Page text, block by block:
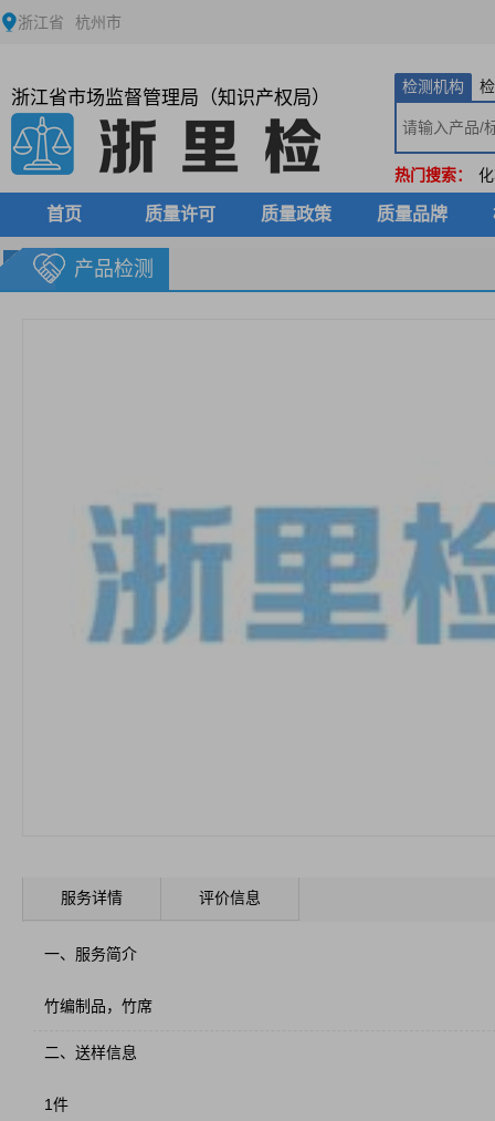
浙江省 杭州市
浙江省市场监督管理局（知识产权局）
检测机构
热门搜索：
首页 质量许可 质量政策 质量品牌
产品检测
服务详情 评价信息
一、服务简介
竹编制品，竹席
二、送样信息
1件